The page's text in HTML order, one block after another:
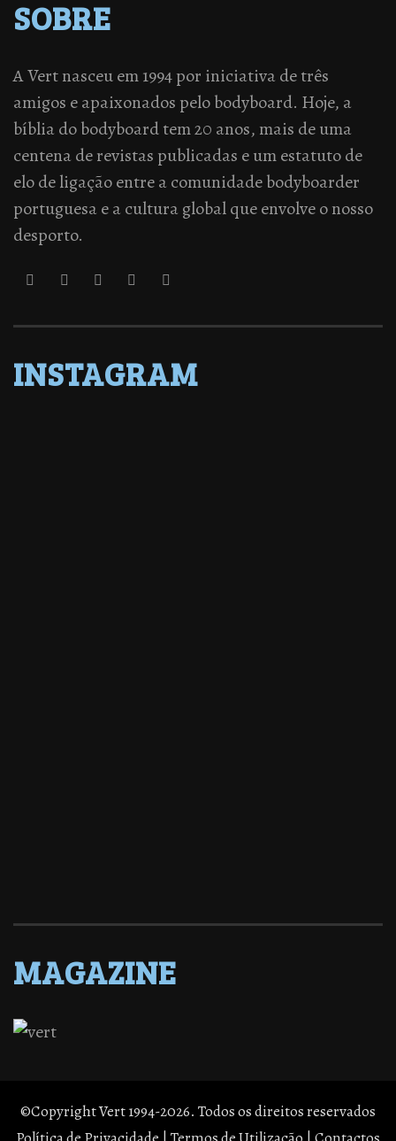
SOBRE
A Vert nasceu em 1994 por iniciativa de três
amigos e apaixonados pelo bodyboard. Hoje, a
bíblia do bodyboard tem 20 anos, mais de uma
centena de revistas publicadas e um estatuto de
elo de ligação entre a comunidade bodyboarder
portuguesa e a cultura global que envolve o nosso
desporto.
INSTAGRAM
MAGAZINE
©Copyright Vert 1994-2026. Todos os direitos reservados